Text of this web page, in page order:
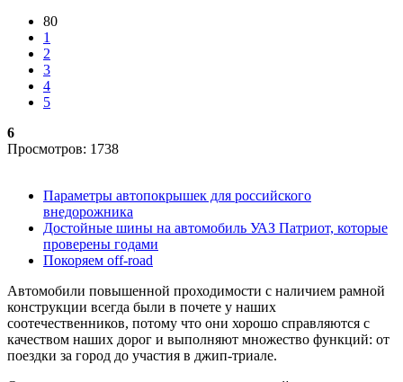
80
1
2
3
4
5
6
Просмотров: 1738
Параметры автопокрышек для российского
внедорожника
Достойные шины на автомобиль УАЗ Патриот, которые
проверены годами
Покоряем off-road
Автомобили повышенной проходимости с наличием рамной
конструкции всегда были в почете у наших
соотечественников, потому что они хорошо справляются с
качеством наших дорог и выполняют множество функций: от
поездки за город до участия в джип-триале.